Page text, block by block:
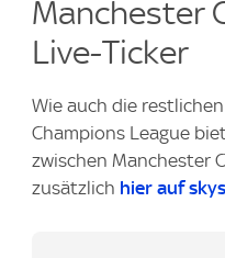
Manchester
Live-Ticker
Wie auch die
Champions League
zwischen Manchester
zusätzlich hier auf